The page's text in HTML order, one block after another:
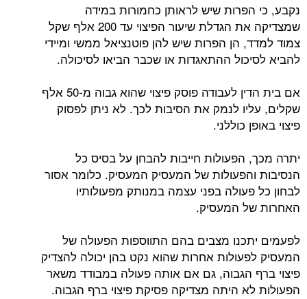
נקבע, כי הפרות שיש לראותן כחמורות במידה
שמצדיקה את הגדלת שיעור הפיצוי עד 200 אלף שקל
צמוד למדד, הן הפרות שיש להן פוטנציאל ממשי ומיידי
להביא לסיכול ההתאגדות או שכבר הביאו לסיכולה.
אם בית הדין לעבודה פוסק פיצוי שהוא גבוה מ-50 אלף
שקלים, עליו לנמק את הסיבות לכך. לא ניתן לפסוק
פיצוי באופן כוללני.
יתרה מכך, הפעולות חייבות להבחן על בסיס כל
הנסיבות והפעולות של המעסיק המעסיק. כלומר אסור
לבחון כל פעולה בפני עצמה במנותק מפעולותיו
האחרות של המעסיק.
לפעמים יתכנו מצבים בהם התווספות הפעולה של
המעסיק לפעולות אחרות שהוא נקט בהן יכולה להצדיק
פיצוי ברף הגבוה, גם אם אותה פעולה במבודד משאר
הפעולות לא היתה מצדיקה פסיקת פיצוי ברף הגבוה.